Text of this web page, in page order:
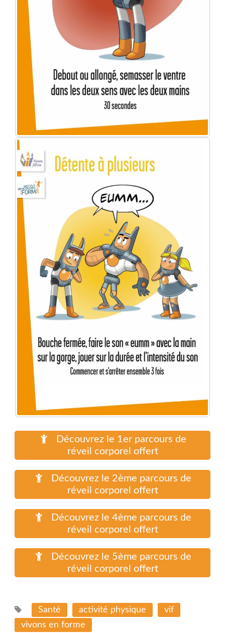
Découvrez le 1er parcours de
réveil corporel offert
Découvrez le 2ème parcours de
réveil corporel offert
Découvrez le 4ème parcours de
réveil corporel offert
Découvrez le 5ème parcours de
réveil corporel offert
Santé activité physique
vif
vivons en forme